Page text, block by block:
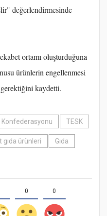
değerlendirmesinde
ortamı oluşturduğuna
ürünlerin engellenmesi
gerektiğini kaydetti.
Konfederasyonu
TESK
gıda ürünleri Gıda
0 0